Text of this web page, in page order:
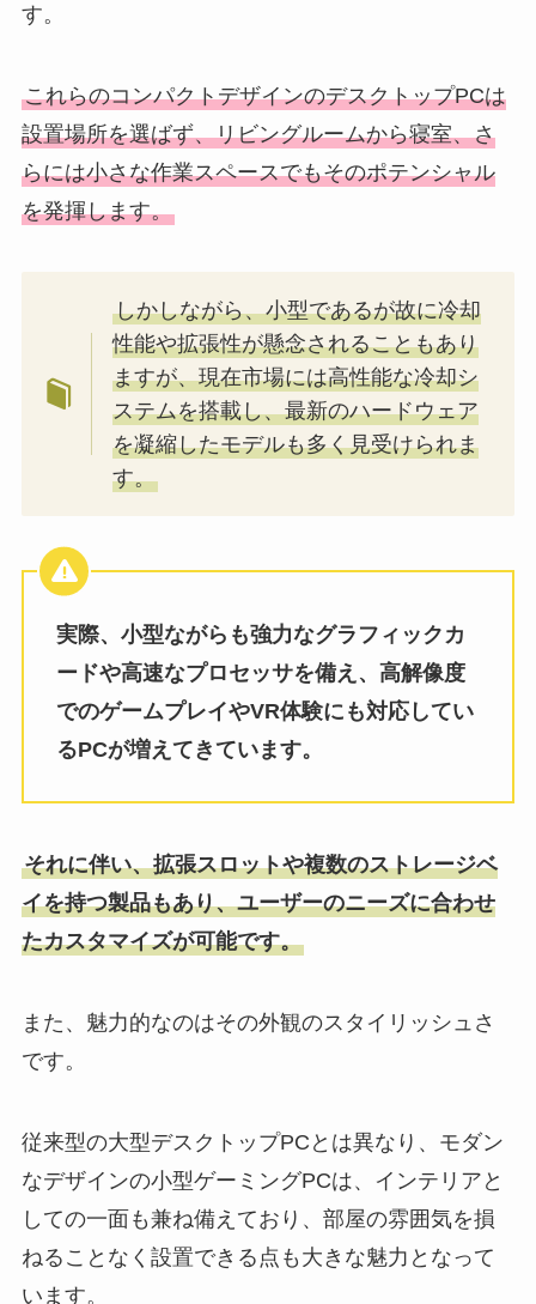
す。
これらのコンパクトデザインのデスクトップPCは
設置場所を選ばず、リビングルームから寝室、さ
らには小さな作業スペースでもそのポテンシャル
を発揮します。
しかしながら、小型であるが故に冷却
性能や拡張性が懸念されることもあり
ますが、現在市場には高性能な冷却シ
ステムを搭載し、最新のハードウェア
を凝縮したモデルも多く見受けられま
す。
実際、小型ながらも強力なグラフィックカ
ードや高速なプロセッサを備え、高解像度
でのゲームプレイやVR体験にも対応してい
るPCが増えてきています。
それに伴い、拡張スロットや複数のストレージベ
イを持つ製品もあり、ユーザーのニーズに合わせ
たカスタマイズが可能です。
また、魅力的なのはその外観のスタイリッシュさ
です。
従来型の大型デスクトップPCとは異なり、モダン
なデザインの小型ゲーミングPCは、インテリアと
しての一面も兼ね備えており、部屋の雰囲気を損
ねることなく設置できる点も大きな魅力となって
います。